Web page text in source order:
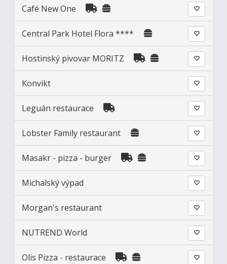
Café New One
Central Park Hotel Flora ****
Hostinský pivovar MORITZ
Konvikt
Leguán restaurace
Lobster Family restaurant
Masakr - pizza - burger
Michalský výpad
Morgan's restaurant
NUTREND World
Olis Pizza - restaurace